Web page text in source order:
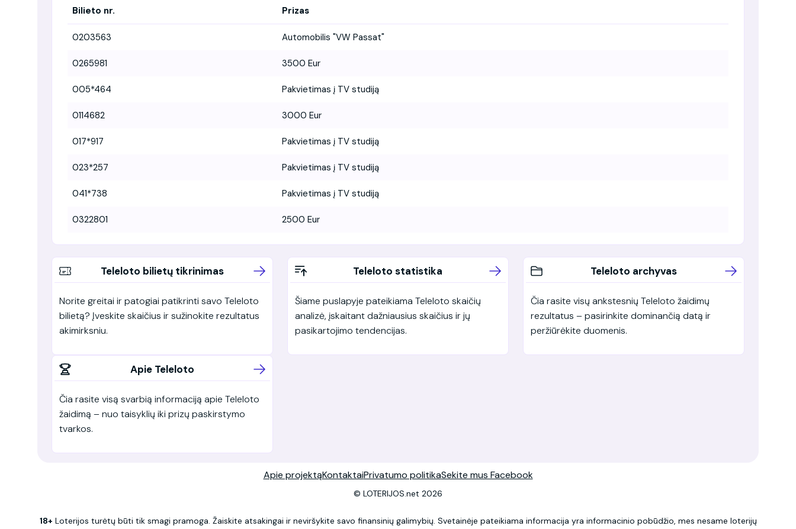
Bilieto nr. Prizas
0203563 Automobilis "VW Passat"
0265981 3500 Eur
005*464 Pakvietimas į TV studiją
0114682 3000 Eur
017*917 Pakvietimas į TV studiją
023*257 Pakvietimas į TV studiją
041*738 Pakvietimas į TV studiją
0322801 2500 Eur
Teleloto bilietų tikrinimas
Norite greitai ir patogiai patikrinti savo Teleloto
bilietą? Įveskite skaičius ir sužinokite rezultatus
akimirksniu.
Teleloto statistika
Šiame puslapyje pateikiama Teleloto skaičių
analizė, įskaitant dažniausius skaičius ir jų
pasikartojimo tendencijas.
Teleloto archyvas
Čia rasite visų ankstesnių Teleloto žaidimų
rezultatus – pasirinkite dominančią datą ir
peržiūrėkite duomenis.
Apie Teleloto
Čia rasite visą svarbią informaciją apie Teleloto
žaidimą – nuo taisyklių iki prizų paskirstymo
tvarkos.
Apie projektąKontaktaiPrivatumo politikaSekite mus Facebook
© LOTERIJOS.net 2026
18+ Loterijos turėtų būti tik smagi pramoga. Žaiskite atsakingai ir neviršykite savo finansinių galimybių. Svetainėje pateikiama informacija yra informacinio pobūdžio, mes nesame loterijų